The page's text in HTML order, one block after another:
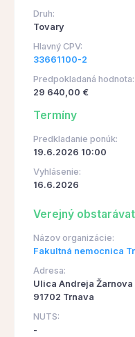
Druh:
Tovary
Hlavný CPV:
33661100-2
Predpokladaná hodnota:
29 640,00 €
Termíny
Predkladanie ponúk:
19.6.2026 10:00
Vyhlásenie:
16.6.2026
Verejný
Názov organizácie:
Fakultná nemocnica
Adresa:
Ulica Andreja Žarnova
91702 Trnava
NUTS:
-